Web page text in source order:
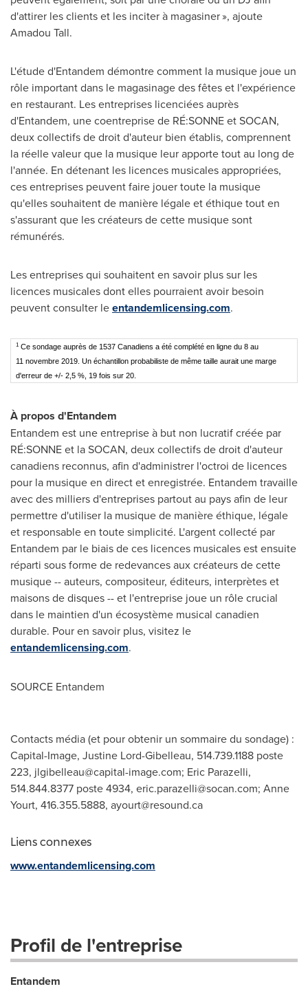
d'attirer les clients et les inciter à magasiner », ajoute
Amadou Tall.
L'étude d'Entandem démontre comment la musique joue un
rôle important dans le magasinage des fêtes et l'expérience
en restaurant. Les entreprises licenciées auprès
d'Entandem, une coentreprise de RÉ:SONNE et SOCAN,
deux collectifs de droit d'auteur bien établis, comprennent
la réelle valeur que la musique leur apporte tout au long de
l'année. En détenant les licences musicales appropriées,
ces entreprises peuvent faire jouer toute la musique
qu'elles souhaitent de manière légale et éthique tout en
s'assurant que les créateurs de cette musique sont
rémunérés.
Les entreprises qui souhaitent en savoir plus sur les
licences musicales dont elles pourraient avoir besoin
peuvent consulter leentandemlicensing.com.
1 Ce sondage auprès de 1537 Canadiens a été complété en ligne du 8 au
11 novembre 2019. Un échantillon probabiliste de même taille aurait une marge
d'erreur de +/- 2,5 %, 19 fois sur 20.
À propos d'Entandem
Entandem est une entreprise à but non lucratif créée par
RÉ:SONNE et la SOCAN, deux collectifs de droit d'auteur
canadiens reconnus, afin d'administrer l'octroi de licences
pour la musique en direct et enregistrée. Entandem travaille
avec des milliers d'entreprises partout au pays afin de leur
permettre d'utiliser la musique de manière éthique, légale
et responsable en toute simplicité. L'argent collecté par
Entandem par le biais de ces licences musicales est ensuite
réparti sous forme de redevances aux créateurs de cette
musique -- auteurs, compositeur, éditeurs, interprètes et
maisons de disques -- et l'entreprise joue un rôle crucial
dans le maintien d'un écosystème musical canadien
durable. Pour en savoir plus, visitez le
entandemlicensing.com.
SOURCE Entandem
Contacts média (et pour obtenir un sommaire du sondage) :
Capital-Image, Justine Lord-Gibelleau, 514.739.1188 poste
223, jlgibelleau@capital-image.com; Eric Parazelli,
514.844.8377 poste 4934, eric.parazelli@socan.com; Anne
Yourt, 416.355.5888, ayourt@resound.ca
Liens connexes
www.entandemlicensing.com
Profil de l'entreprise
Entandem